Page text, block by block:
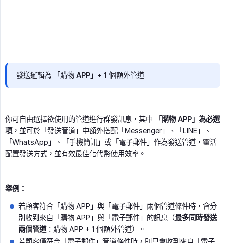
發送邏輯為 「購物 APP」+ 1 個額外管道
你可自由選擇欲使用的管道進行群發訊息，其中
「購物 APP」為必選
項，並可於「發送管道」中額外搭配「Messenger」、「LINE」、
「WhatsApp」、「手機簡訊」或「電子郵件」作為發送管道，靈活
配置發送方式，並有效最佳化代幣使用效率。
舉例：
若顧客符合「購物 APP」與「電子郵件」兩個管道條件時，會分
別收到來自「購物 APP」與「電子郵件」的訊息（最多同時發送
兩個管道：購物 APP + 1 個額外管道）。